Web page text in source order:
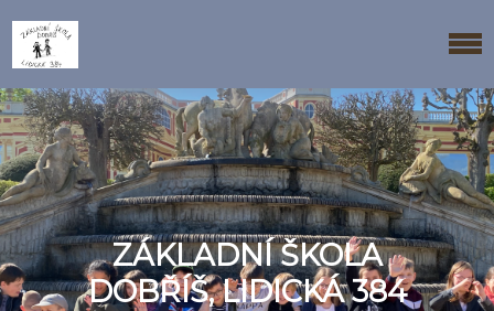
ZÁKLADNÍ ŠKOLA
DOBŘÍŠ, LIDICKÁ 384